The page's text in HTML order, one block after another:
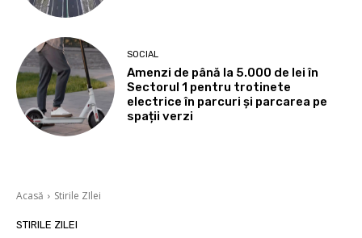
SOCIAL
Amenzi de până la 5.000 de lei în
Sectorul 1 pentru trotinete
electrice în parcuri și parcarea pe
spații verzi